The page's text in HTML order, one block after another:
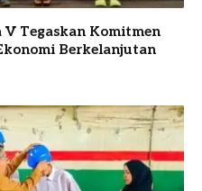
Tegaskan Komitmen
Berkelanjutan